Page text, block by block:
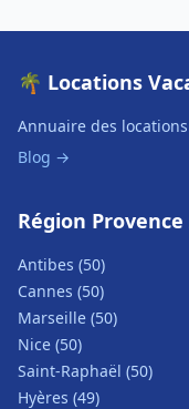
🌴 Locations
Annuaire des
Blog →
Région
Antibes (50)
Cannes (50)
Marseille (50)
Nice (50)
Saint-Raphaël (50)
Hyères (49)